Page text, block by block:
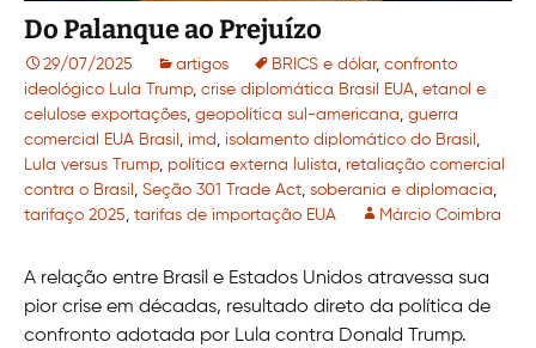
Do Palanque ao Prejuízo
29/07/2025 artigos BRICS e dólar, confronto
ideológico Lula Trump, crise diplomática Brasil EUA, etanol e
celulose exportações, geopolítica sul-americana, guerra
comercial EUA Brasil , imd , isolamento diplomático do Brasil ,
Lula versus Trump, política externa lulista, retaliação comercial
contra o Brasil , Seção 301 Trade Act, soberania e diplomacia,
tarifaço 2025, tarifas de importação EUA Márcio Coimbra
A relação entre Brasil e Estados Unidos atravessa sua
pior crise em décadas, resultado direto da política de
confronto adotada por Lula contra Donald Trump.